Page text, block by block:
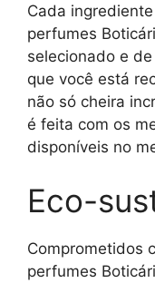
Cada
perfumes
selecionado e
que você está
não só cheira
é feita com os
disponíveis no
Eco-
Comprometidos
perfumes